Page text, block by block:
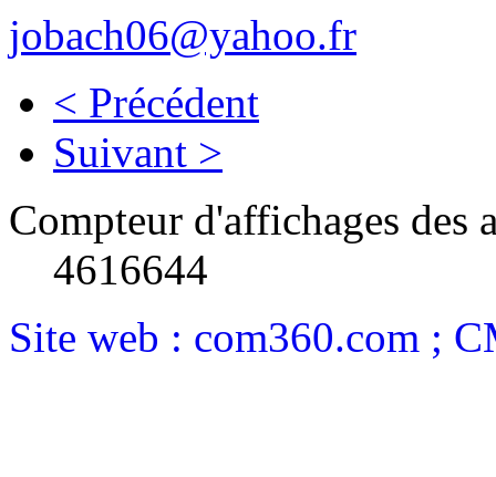
jobach06@yahoo.fr
< Précédent
Suivant >
Compteur d'affichages des
4616644
Site web : com360.com ;